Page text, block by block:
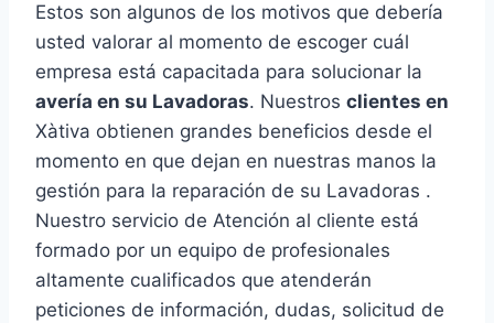
Estos son algunos de los motivos que debería
usted valorar al momento de escoger cuál
empresa está capacitada para solucionar la
avería en su Lavadoras. Nuestros clientes en
Xàtiva obtienen grandes beneficios desde el
momento en que dejan en nuestras manos la
gestión para la reparación de su Lavadoras .
Nuestro servicio de Atención al cliente está
formado por un equipo de profesionales
altamente cualificados que atenderán
peticiones de información, dudas, solicitud de